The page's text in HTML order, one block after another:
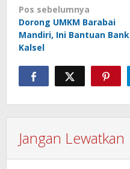
Navigasi
pos
Pos sebelumnya
Dorong UMKM Barabai
Mandiri, Ini Bantuan Bank
Kalsel
Jangan Lewatkan